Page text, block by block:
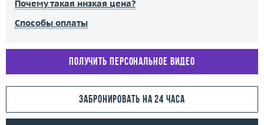
Почему такая низкая цена?
Способы оплаты
Получить персональное видео
Забронировать на 24 часа